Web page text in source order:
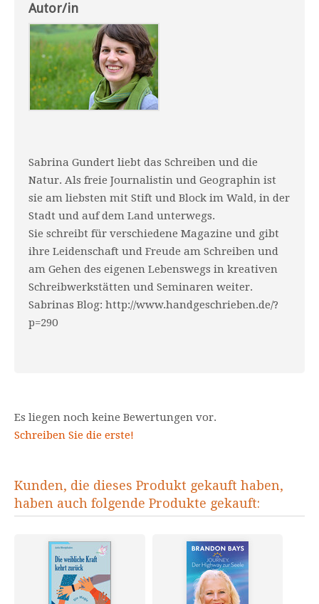
Autor/in
Sabrina Gundert liebt das Schreiben und die
Natur. Als freie Journalistin und Geographin ist
sie am liebsten mit Stift und Block im Wald, in der
Stadt und auf dem Land unterwegs.
Sie schreibt für verschiedene Magazine und gibt
ihre Leidenschaft und Freude am Schreiben und
am Gehen des eigenen Lebenswegs in kreativen
Schreibwerkstätten und Seminaren weiter.
Sabrinas Blog: http://www.handgeschrieben.de/?
p=290
Es liegen noch keine Bewertungen vor.
Schreiben Sie die erste!
Kunden, die dieses Produkt gekauft haben,
haben auch folgende Produkte gekauft: